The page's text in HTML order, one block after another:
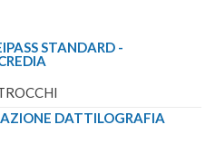
STANDARD -
DATTILOGRAFIA